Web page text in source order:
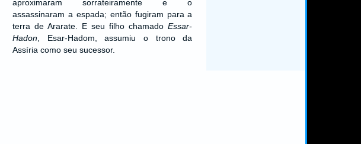
aproximaram sorrateiramente e o
assassinaram a espada; então fugiram para a
terra de Ararate. E seu filho chamadoEssar-
Hadon, Esar-Hadom, assumiu o trono da
Assíria como seu sucessor.